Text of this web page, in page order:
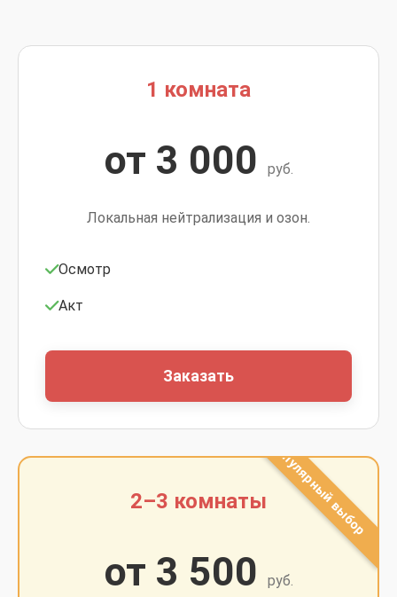
1 комната
от 3 000 руб.
Локальная нейтрализация и озон.
Осмотр
Акт
Заказать
2–3 комнаты
от 3 500 руб.